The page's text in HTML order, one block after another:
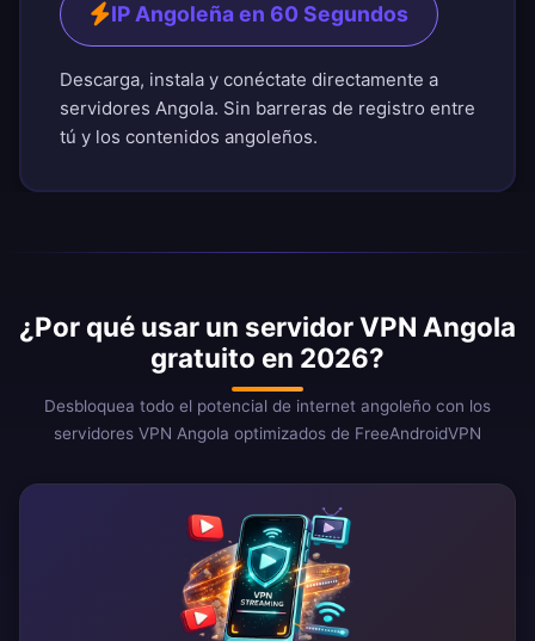
IP Angoleña en 60 Segundos
Descarga, instala y conéctate directamente a
servidores Angola. Sin barreras de registro entre
tú y los contenidos angoleños.
¿Por qué usar un servidor VPN Angola
gratuito en 2026?
Desbloquea todo el potencial de internet angoleño con los
servidores VPN Angola optimizados de FreeAndroidVPN